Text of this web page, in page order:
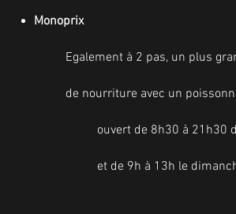
Monoprix
Egalement à 2 pas, un plus
de nourriture avec un
ouvert de 8h30 à 21h30
et de 9h à 13h le